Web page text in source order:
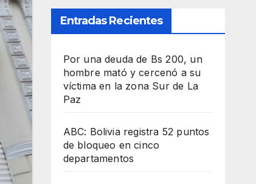
Entradas Recientes
Por una deuda de Bs 200, un
hombre mató y cercenó a su
víctima en la zona Sur de La
Paz
ABC: Bolivia registra 52 puntos
de bloqueo en cinco
departamentos